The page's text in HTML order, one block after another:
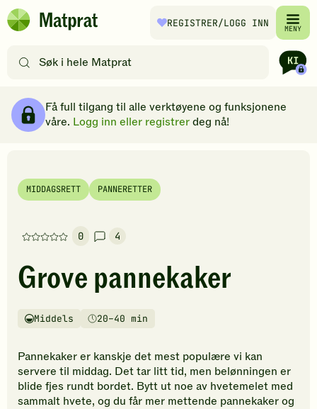
Hopp til hovedinnhold
Matprat
REGISTRER/LOGG INN MENY
etter
filtre
Få full tilgang til alle verktøyene og funksjonene
våre. Logg inn eller registrerdeg nå!
MIDDAGSRETT PANNERETTER
0
Denne
har
foreløpig
vurderinger.
den
første
til
å
4
Grove pannekaker
Vanskelighetsgrad
Middels
Tilberedningstid20–40 min
Pannekaker er kanskje det mest populære vi kan
servere til middag. Det tar litt tid, men belønningen er
blide fjes rundt bordet. Bytt ut noe av hvetemelet med
sammalt hvete, og du får mer mettende pannekaker og